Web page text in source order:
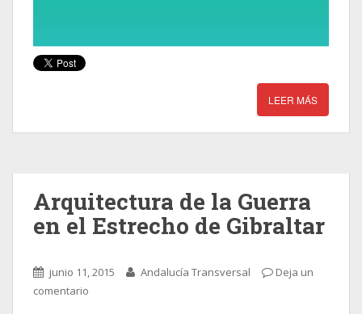
LEER MÁS
Arquitectura de la Guerra
en el Estrecho de Gibraltar
junio 11, 2015 Andalucía Transversal
Deja un
comentario